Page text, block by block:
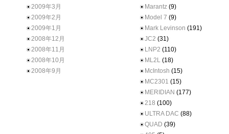
2009年3月
2009年2月
2009年1月
2008年12月
2008年11月
2008年10月
2008年9月
Marantz (9)
Model 7 (9)
Mark Levinson (191)
JC2 (31)
LNP2 (110)
ML2L (18)
McIntosh (15)
MC2301 (15)
MERIDIAN (177)
218 (100)
ULTRA DAC (88)
QUAD (39)